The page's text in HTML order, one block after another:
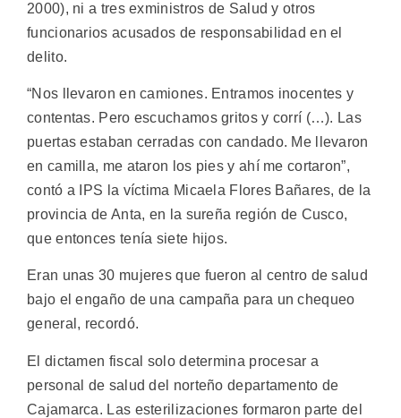
2000), ni a tres exministros de Salud y otros
funcionarios acusados de responsabilidad en el
delito.
“Nos llevaron en camiones. Entramos inocentes y
contentas. Pero escuchamos gritos y corrí (…). Las
puertas estaban cerradas con candado. Me llevaron
en camilla, me ataron los pies y ahí me cortaron”,
contó a IPS la víctima Micaela Flores Bañares, de la
provincia de Anta, en la sureña región de Cusco,
que entonces tenía siete hijos.
Eran unas 30 mujeres que fueron al centro de salud
bajo el engaño de una campaña para un chequeo
general, recordó.
El dictamen fiscal solo determina procesar a
personal de salud del norteño departamento de
Cajamarca. Las esterilizaciones formaron parte del